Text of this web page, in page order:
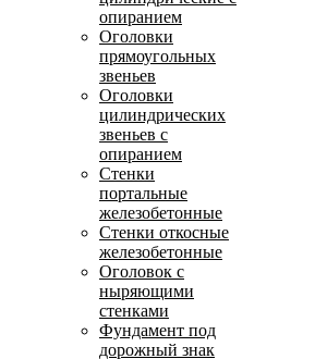
опиранием
Оголовки
прямоугольных
звеньев
Оголовки
цилиндрических
звеньев с
опиранием
Стенки
портальные
железобетонные
Стенки откосные
железобетонные
Оголовок с
ныряющими
стенками
Фундамент под
дорожный знак